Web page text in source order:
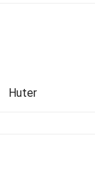
Huter